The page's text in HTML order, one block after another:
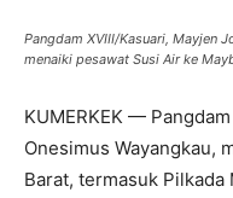
Pangdam XVIII/Kasuari, Mayjen
menaiki pesawat Susi Air ke
KUMERKEK —
Onesimus Wayangkau,
Barat, termasuk